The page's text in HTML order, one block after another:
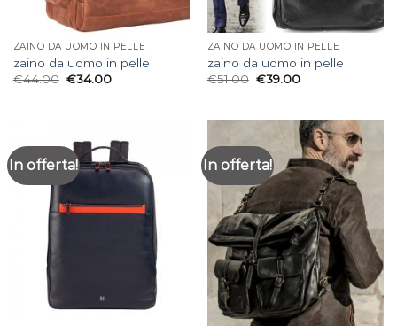
ZAINO DA UOMO IN PELLE
zaino da uomo in pelle
€44.00 €34.00
ZAINO DA UOMO IN PELLE
zaino da uomo in pelle
€51.00 €39.00
In offerta! In offerta!